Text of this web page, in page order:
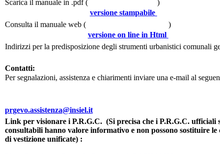
Scarica il manuale in .pdf ( versione stampabile )
Consulta il manuale web ( versione on line in Html )
Indirizzi per la predisposizione degli strumenti urbanistici comunali
Contatti:
Per segnalazioni, assistenza e chiarimenti inviare una e-mail al
prgevo.assistenza@insiel.it
Link per visionare i P.R.G.C. (Si precisa che i P.R.G.C. ufficiali
consultabili hanno valore informativo e non possono sostituire
di vestizione unificate) :